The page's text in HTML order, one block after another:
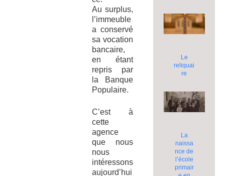
Au surplus,
l’immeuble
a conservé
sa vocation
bancaire,
en étant
repris par
la Banque
Populaire.
C’est à
cette
agence
que nous
nous
intéressons
aujourd’hui
Le
reliquai
re
La
naissa
nce de
l’école
primair